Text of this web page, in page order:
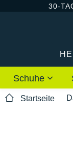
30-
Schuhe
Startseite